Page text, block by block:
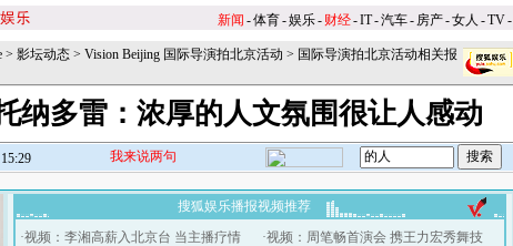
新闻 -体育-娱乐- 财经-IT-汽车- 房产-女人 -TV-
> 影坛动态 > Vision Beijing 国际导演拍北京活动 > 国际导演拍北京活动相关报
纳多雷：浓厚的人文氛围很让人感动
我来说两句
搜狐娱乐播报视频推荐
·视频：李湘高薪入北京台 当主播疗情
·视频：周笔畅首演会 携王力宏秀舞技